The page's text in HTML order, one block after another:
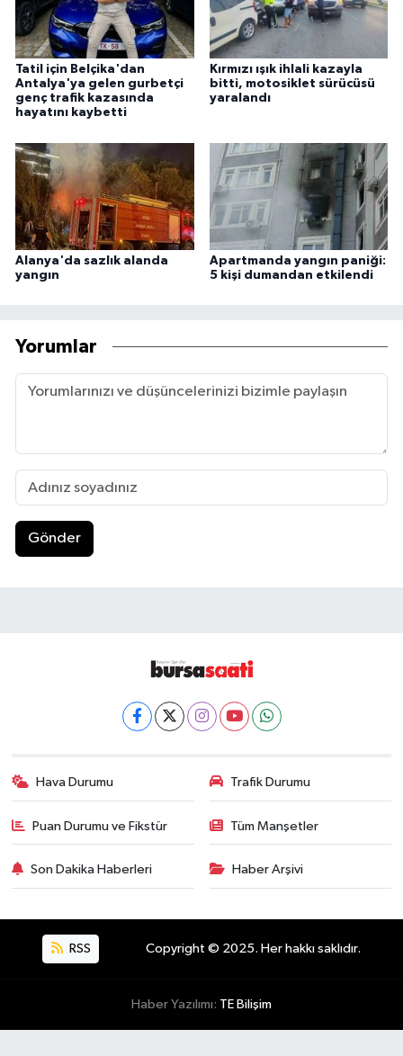
Tatil için Belçika'dan
Antalya'ya gelen gurbetçi
genç trafik kazasında
hayatını kaybetti
Kırmızı ışık ihlali kazayla
bitti, motosiklet sürücüsü
yaralandı
Alanya'da sazlık alanda
yangın
Apartmanda yangın paniği:
5 kişi dumandan etkilendi
Yorumlar
Gönder
Hava Durumu Trafik Durumu
Puan Durumu ve Fikstür Tüm Manşetler
Son Dakika Haberleri Haber Arşivi
RSS Copyright © 2025. Her hakkı saklıdır.
Haber Yazılımı: TE Bilişim